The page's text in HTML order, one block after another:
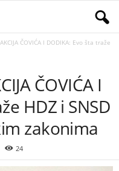
ČOVIĆA I DODIKA: Evo šta traže
ČOVIĆA I
HDZ i SNSD
zakonima
24